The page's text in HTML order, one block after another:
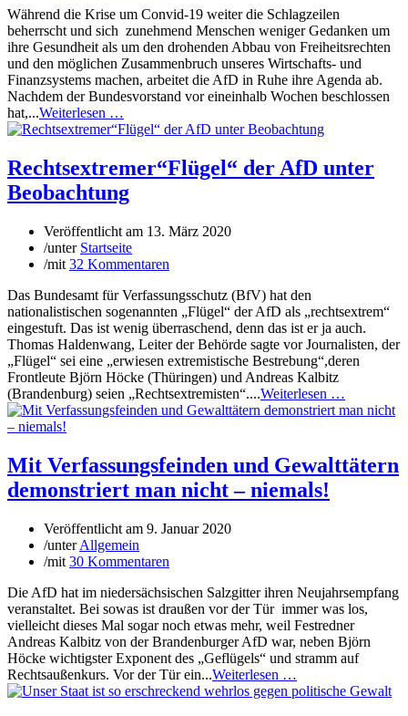
Während die Krise um Convid-19 weiter die Schlagzeilen
beherrscht und sich zunehmend Menschen weniger Gedanken um
ihre Gesundheit als um den drohenden Abbau von Freiheitsrechten
und den möglichen Zusammenbruch unseres Wirtschafts- und
Finanzsystems machen, arbeitet die AfD in Ruhe ihre Agenda ab.
Nachdem der Bundesvorstand vor eineinhalb Wochen beschlossen
hat,...Weiterlesen …
Rechtsextremer“Flügel“ der AfD unter
Beobachtung
Veröffentlicht am 13. März 2020
/unter Startseite
/mit 32 Kommentaren
Das Bundesamt für Verfassungsschutz (BfV) hat den
nationalistischen sogenannten „Flügel“ der AfD als „rechtsextrem“
eingestuft. Das ist wenig überraschend, denn das ist er ja auch.
Thomas Haldenwang, Leiter der Behörde sagte vor Journalisten, der
„Flügel“ sei eine „erwiesen extremistische Bestrebung“,deren
Frontleute Björn Höcke (Thüringen) und Andreas Kalbitz
(Brandenburg) seien „Rechtsextremisten“....Weiterlesen …
Mit Verfassungsfeinden und Gewalttätern
demonstriert man nicht – niemals!
Veröffentlicht am 9. Januar 2020
/unterAllgemein
/mit 30 Kommentaren
Die AfD hat im niedersächsischen Salzgitter ihren Neujahrsempfang
veranstaltet. Bei sowas ist draußen vor der Tür immer was los,
vielleicht dieses Mal sogar noch etwas mehr, weil Festredner
Andreas Kalbitz von der Brandenburger AfD war, neben Björn
Höcke wichtigster Exponent des „Geflügels“ und stramm auf
Rechtsaußenkurs. Vor der Tür ein...Weiterlesen …